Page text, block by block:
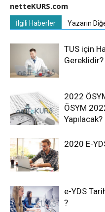
netteKURS.com
İlgili Haberler Yazarın
TUS için
Gereklidir?
2022
ÖSYM
Yapılacak?
2020 E-
e-YDS
?